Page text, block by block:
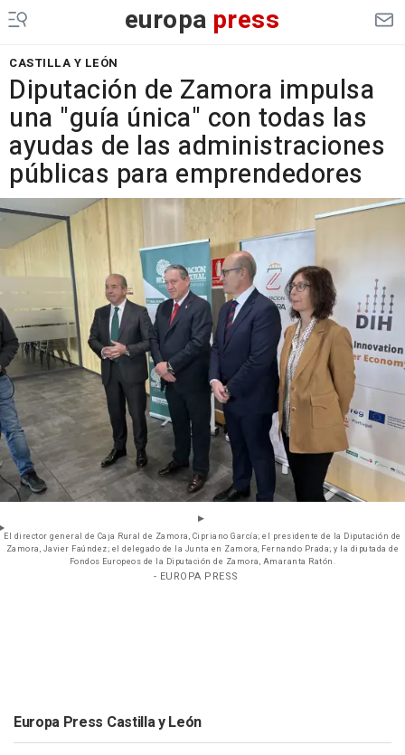
europa press
CASTILLA Y LEÓN
Diputación de Zamora impulsa
una "guía única" con todas las
ayudas de las administraciones
públicas para emprendedores
El director general de Caja Rural de Zamora, Cipriano García; el presidente de la Diputación de
Zamora, Javier Faúndez; el delegado de la Junta en Zamora, Fernando Prada; y la diputada de
Fondos Europeos de la Diputación de Zamora, Amaranta Ratón.
- EUROPA PRESS
Europa Press Castilla y León